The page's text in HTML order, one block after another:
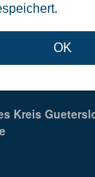
OK
Datensätze?
support.gis@kreis-